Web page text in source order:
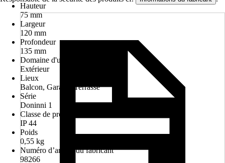
Hauteur
75 mm
Largeur
120 mm
Profondeur
135 mm
Domaine d'utilisation
Extérieur
Lieux
Balcon, Garage, Terrasse
Série
Doninni 1
Classe de protection
IP 44
Poids
0,55 kg
Numéro d’article du fabricant
98266